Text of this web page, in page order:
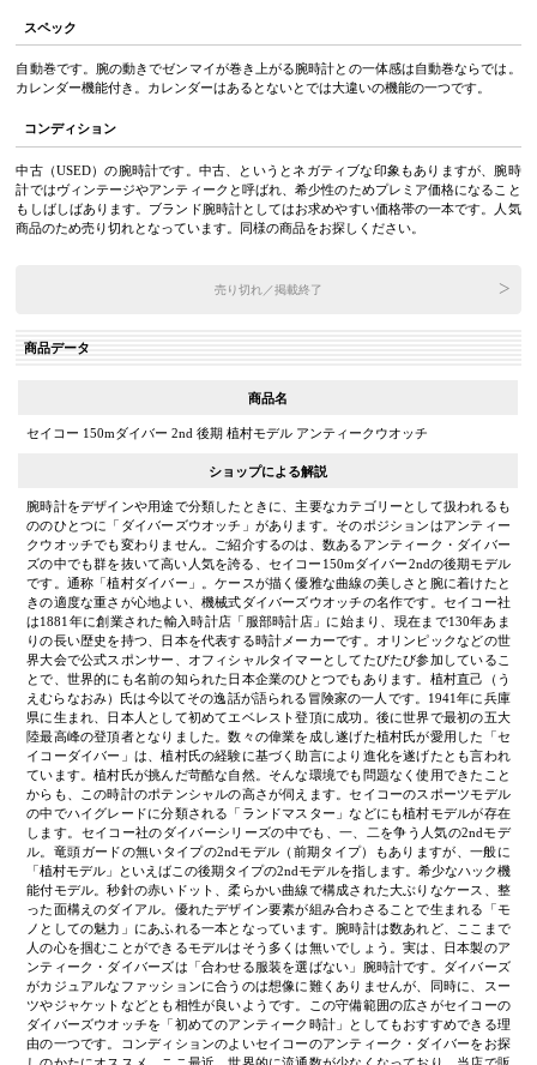
スペック
自動巻です。腕の動きでゼンマイが巻き上がる腕時計との一体感は自動巻ならでは。
カレンダー機能付き。カレンダーはあるとないとでは大違いの機能の一つです。
コンディション
中古（USED）の腕時計です。中古、というとネガティブな印象もありますが、腕時
計ではヴィンテージやアンティークと呼ばれ、希少性のためプレミア価格になること
もしばしばあります。ブランド腕時計としてはお求めやすい価格帯の一本です。人気
商品のため売り切れとなっています。同様の商品をお探しください。
売り切れ／掲載終了
商品データ
商品名
セイコー 150mダイバー 2nd 後期 植村モデル アンティークウオッチ
ショップによる解説
腕時計をデザインや用途で分類したときに、主要なカテゴリーとして扱われるも
ののひとつに「ダイバーズウオッチ」があります。そのポジションはアンティー
クウオッチでも変わりません。ご紹介するのは、数あるアンティーク・ダイバー
ズの中でも群を抜いて高い人気を誇る、セイコー150mダイバー2ndの後期モデル
です。通称「植村ダイバー」。ケースが描く優雅な曲線の美しさと腕に着けたと
きの適度な重さが心地よい、機械式ダイバーズウオッチの名作です。セイコー社
は1881年に創業された輸入時計店「服部時計店」に始まり、現在まで130年あま
りの長い歴史を持つ、日本を代表する時計メーカーです。オリンピックなどの世
界大会で公式スポンサー、オフィシャルタイマーとしてたびたび参加しているこ
とで、世界的にも名前の知られた日本企業のひとつでもあります。植村直己（う
えむらなおみ）氏は今以てその逸話が語られる冒険家の一人です。1941年に兵庫
県に生まれ、日本人として初めてエベレスト登頂に成功。後に世界で最初の五大
陸最高峰の登頂者となりました。数々の偉業を成し遂げた植村氏が愛用した「セ
イコーダイバー」は、植村氏の経験に基づく助言により進化を遂げたとも言われ
ています。植村氏が挑んだ苛酷な自然。そんな環境でも問題なく使用できたこと
からも、この時計のポテンシャルの高さが伺えます。セイコーのスポーツモデル
の中でハイグレードに分類される「ランドマスター」などにも植村モデルが存在
します。セイコー社のダイバーシリーズの中でも、一、二を争う人気の2ndモデ
ル。竜頭ガードの無いタイプの2ndモデル（前期タイプ）もありますが、一般に
「植村モデル」といえばこの後期タイプの2ndモデルを指します。希少なハック機
能付モデル。秒針の赤いドット、柔らかい曲線で構成された大ぶりなケース、整
った面構えのダイアル。優れたデザイン要素が組み合わさることで生まれる「モ
ノとしての魅力」にあふれる一本となっています。腕時計は数あれど、ここまで
人の心を掴むことができるモデルはそう多くは無いでしょう。実は、日本製のア
ンティーク・ダイバーズは「合わせる服装を選ばない」腕時計です。ダイバーズ
がカジュアルなファッションに合うのは想像に難くありませんが、同時に、スー
ツやジャケットなどとも相性が良いようです。この守備範囲の広さがセイコーの
ダイバーズウオッチを「初めてのアンティーク時計」としてもおすすめできる理
由の一つです。コンディションのよいセイコーのアンティーク・ダイバーをお探